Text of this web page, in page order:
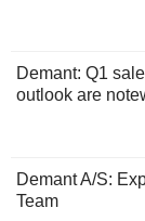
Demant: Q1
outlook are
Demant A/S:
Team